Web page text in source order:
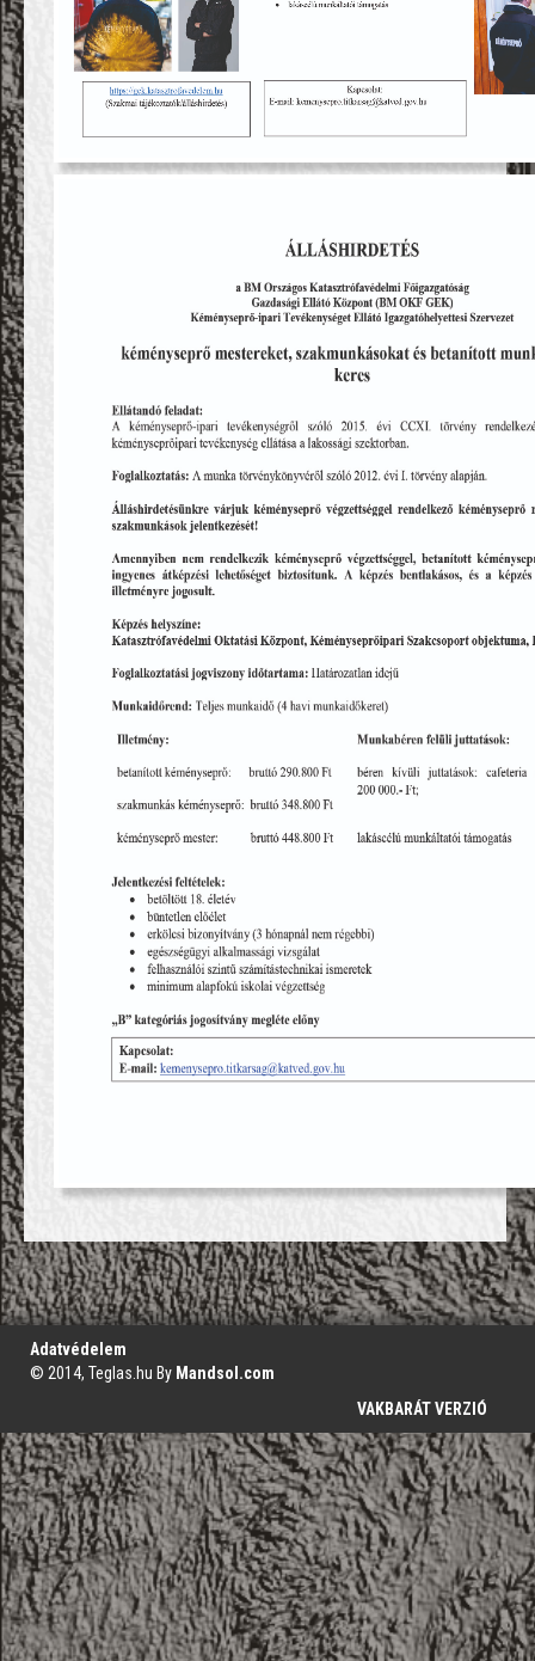
';
Adatvédelem
© 2014, Teglas.hu By Mandsol.com
VAKBARÁT VERZIÓ